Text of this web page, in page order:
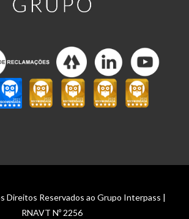
Direitos Reservados ao Grupo Interpass |
RNAVT Nº 2256